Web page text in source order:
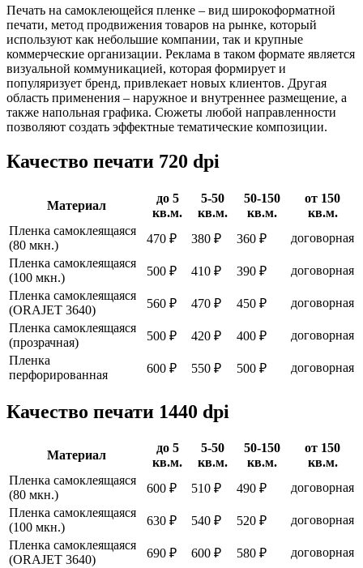
Печать на самоклеющейся пленке – вид широкоформатной
печати, метод продвижения товаров на рынке, который
используют как небольшие компании, так и крупные
коммерческие организации. Реклама в таком формате является
визуальной коммуникацией, которая формирует и
популяризует бренд, привлекает новых клиентов. Другая
область применения – наружное и внутреннее размещение, а
также напольная графика. Сюжеты любой направленности
позволяют создать эффектные тематические композиции.
Качество печати 720 dpi
Материал
до 5
кв.м.
5-50
кв.м.
50-150
кв.м.
от 150
кв.м.
Пленка самоклеящаяся
(80 мкн.)
470 ₽ 380 ₽ 360 ₽
договорная
Пленка самоклеящаяся
(100 мкн.)
500 ₽ 410 ₽ 390 ₽
договорная
Пленка самоклеящаяся
(ORAJET 3640)
560 ₽ 470 ₽ 450 ₽
договорная
Пленка самоклеящаяся
(прозрачная)
500 ₽ 420 ₽ 400 ₽
договорная
Пленка
перфорированная
600 ₽ 550 ₽ 500 ₽ договорная
Качество печати 1440 dpi
Материал
до 5
кв.м.
5-50
кв.м.
50-150
кв.м.
от 150
кв.м.
Пленка самоклеящаяся
(80 мкн.)
600 ₽ 510 ₽ 490 ₽
договорная
Пленка самоклеящаяся
(100 мкн.)
630 ₽ 540 ₽ 520 ₽
договорная
Пленка самоклеящаяся
(ORAJET 3640)
690 ₽ 600 ₽ 580 ₽
договорная